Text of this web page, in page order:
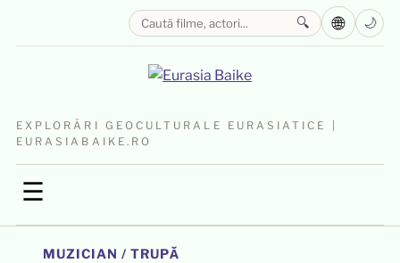
EXPLORĂRI GEOCULTURALE EURASIATICE |
EURASIABAIKE.RO
☰
🔍 🌐 🌙
MUZICIAN / TRUPĂ